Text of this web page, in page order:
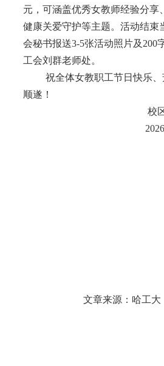
元，可涵盖优秀女教师经验分享
健康关爱守护等主题。活动结束
会秘书报送3-5张活动照片及200
工会刘群老师处。
祝全体女教职工节日快乐
顺遂！
校区工
2026年3
文章来源：哈工